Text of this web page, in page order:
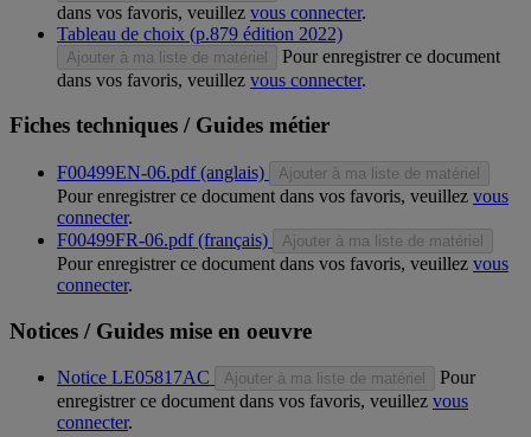
dans vos favoris, veuillez vous connecter.
Tableau de choix (p.879 édition 2022)
Ajouter à ma liste de matériel
Pour enregistrer ce document
dans vos favoris, veuillez vous connecter.
Fiches techniques / Guides métier
F00499EN-06.pdf (anglais) Ajouter à ma liste de matériel
Pour enregistrer ce document dans vos favoris, veuillez vous
connecter.
F00499FR-06.pdf (français)
Ajouter à ma liste de matériel
Pour enregistrer ce document dans vos favoris, veuillez vous
connecter.
Notices / Guides mise en oeuvre
Notice LE05817AC Ajouter à ma liste de matériel
Pour
enregistrer ce document dans vos favoris, veuillez vous
connecter.